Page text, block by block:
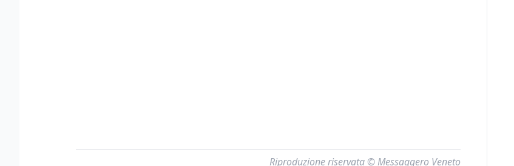
Riproduzione riservata © Messaggero Veneto